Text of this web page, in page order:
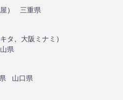
）
三重県
タ 大阪ミナミ ）
県
山口県